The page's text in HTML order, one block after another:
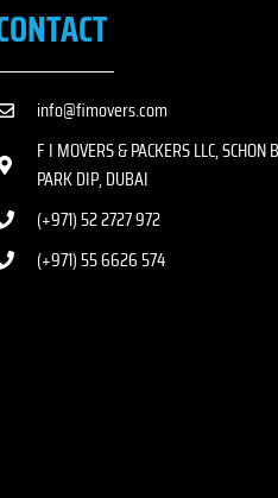
info@fimovers.com
F I MOVERS & PACKERS LLC, SCHON
PARK DIP, DUBAI
(+971) 52 2727 972
(+971) 55 6626 574